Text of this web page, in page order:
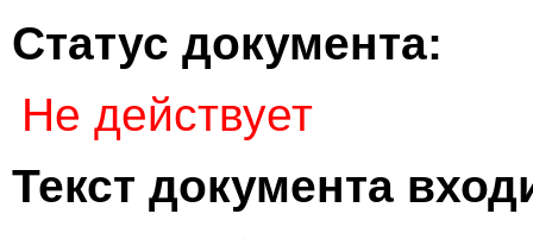
Статус документа:
Не действует
Текст документа